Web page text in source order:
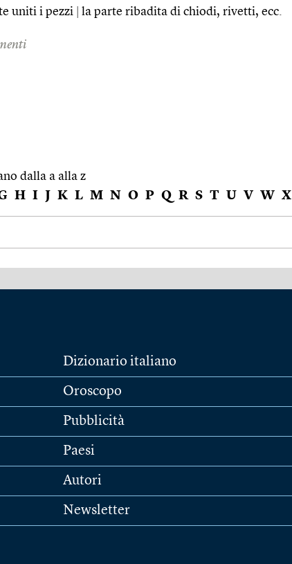
uniti i pezzi
la parte ribadita di chiodi, rivetti, ecc.
dalla a alla z
H I J K L M N O P Q R S T U V W X
Dizionario italiano
Oroscopo
Pubblicità
Paesi
Autori
Newsletter